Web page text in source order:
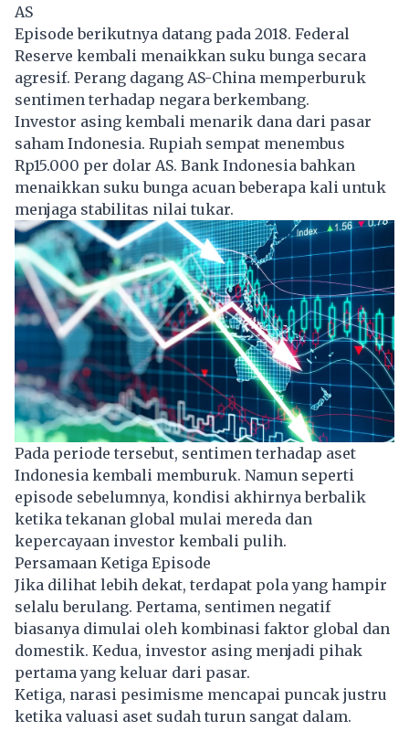
AS
Episode berikutnya datang pada 2018. Federal
Reserve kembali menaikkan suku bunga secara
agresif. Perang dagang AS-China memperburuk
sentimen terhadap negara berkembang.
Investor asing kembali menarik dana dari pasar
saham Indonesia. Rupiah sempat menembus
Rp15.000 per dolar AS. Bank Indonesia bahkan
menaikkan suku bunga acuan beberapa kali untuk
menjaga stabilitas nilai tukar.
Pada periode tersebut, sentimen terhadap aset
Indonesia kembali memburuk. Namun seperti
episode sebelumnya, kondisi akhirnya berbalik
ketika tekanan global mulai mereda dan
kepercayaan investor kembali pulih.
Persamaan Ketiga Episode
Jika dilihat lebih dekat, terdapat pola yang hampir
selalu berulang. Pertama, sentimen negatif
biasanya dimulai oleh kombinasi faktor global dan
domestik. Kedua, investor asing menjadi pihak
pertama yang keluar dari pasar.
Ketiga, narasi pesimisme mencapai puncak justru
ketika valuasi aset sudah turun sangat dalam.